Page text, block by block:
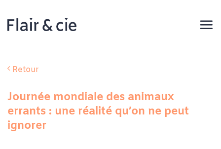
contenu
Retour
Journée mondiale des animaux
errants : une réalité qu’on ne peut
ignorer